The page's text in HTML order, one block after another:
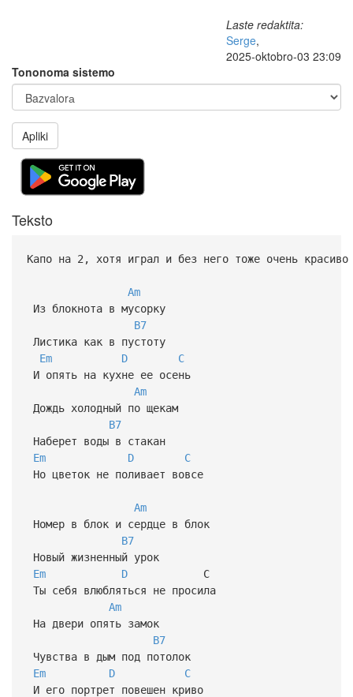
Laste redaktita:
Serge,
2025-oktobro-03 23:09
Tononoma sistemo
Apliki
Teksto
Капо на 2, хотя играл и без него тоже очень красиво
Am
Из блокнота в мусорку
B7
Листика как в пустоту
Em
D
C
И опять на кухне ее осень
Am
Дождь холодный по щекам
B7
Наберет воды в стакан
Em
D
C
Но цветок не поливает вовсе
Am
Номер в блок и сердце в блок
B7
Новый жизненный урок
Em
DС
Ты себя влюбляться не просила
Am
На двери опять замок
B7
Чувства в дым под потолок
Em
D
C
И его портрет повешен криво